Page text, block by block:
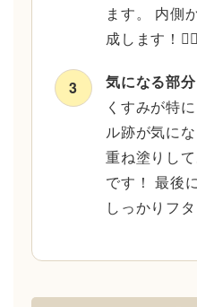
ます。 内側
成します！
3
気になる部
くすみが特
ル跡が気に
重ね塗りし
です！ 最後
しっかりフ